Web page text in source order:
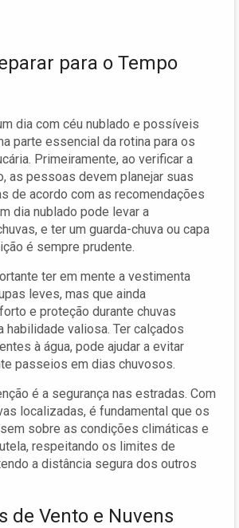
para o Tempo
dia com céu nublado e possíveis
parte essencial da rotina para os
Primeiramente, ao verificar a
as pessoas devem planejar suas
de acordo com as recomendações
dia nublado pode levar a
e ter um guarda-chuva ou capa
é sempre prudente.
ter em mente a vestimenta
leves, mas que ainda
e proteção durante chuvas
habilidade valiosa. Ter calçados
à água, pode ajudar a evitar
passeios em dias chuvosos.
é a segurança nas estradas. Com
localizadas, é fundamental que os
sobre as condições climáticas e
respeitando os limites de
a distância segura dos outros
de Vento e Nuvens